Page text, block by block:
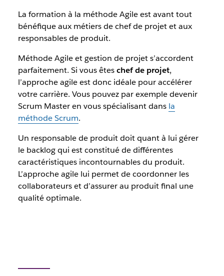
La formation à la méthode Agile est avant tout
bénéfique aux métiers de chef de projet et aux
responsables de produit.
Méthode Agile et gestion de projet s’accordent
parfaitement. Si vous êteschef de projet,
l’approche agile est donc idéale pour accélérer
votre carrière. Vous pouvez par exemple devenir
Scrum Masteren vous spécialisant dans la
méthode Scrum.
Un responsable de produitdoitquant à lui gérer
le backlog qui est constitué de différentes
caractéristiques incontournables du produit.
L’approche agile lui permet de coordonner les
collaborateurs et d’assurer au produit final une
qualité optimale.